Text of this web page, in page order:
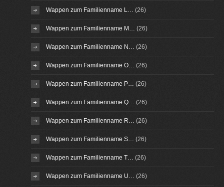
Wappen zum Familienname L… (26)
Wappen zum Familienname M… (26)
Wappen zum Familienname N… (26)
Wappen zum Familienname O… (26)
Wappen zum Familienname P… (26)
Wappen zum Familienname Q… (26)
Wappen zum Familienname R… (26)
Wappen zum Familienname S… (26)
Wappen zum Familienname T… (26)
Wappen zum Familienname U… (26)